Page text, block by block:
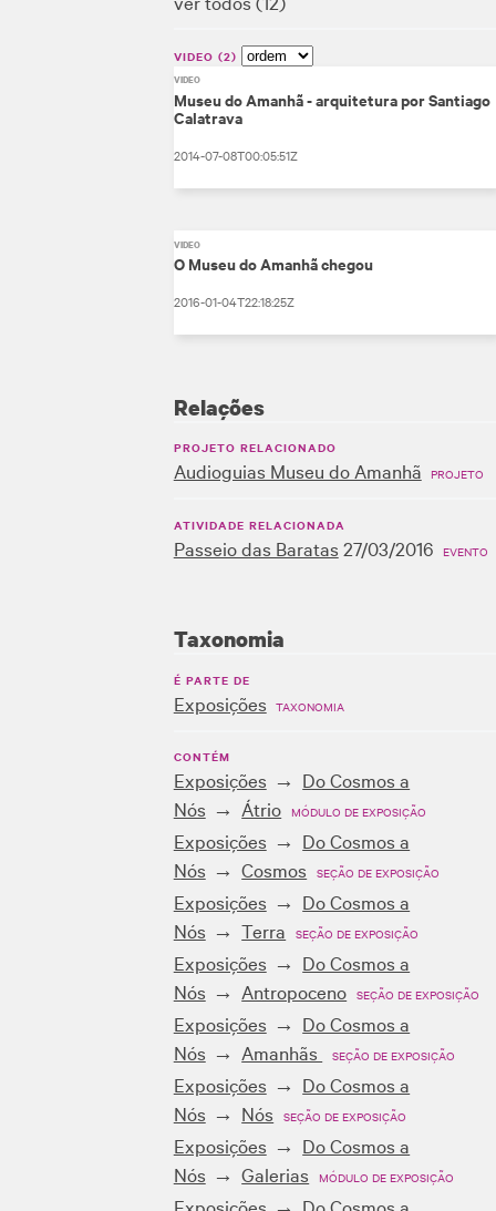
VIDEO 2
VÍDEO
Museu do Amanhã - arquitetura por Santiago
Calatrava
2014-07-08T00:05:51Z
VÍDEO
O Museu do Amanhã chegou
2016-01-04T22:18:25Z
Relações
PROJETO RELACIONADO
Audioguias Museu do Amanhã PROJETO
ATIVIDADE RELACIONADA
Passeio das Baratas 27/03/2016 EVENTO
Taxonomia
É PARTE DE
Exposições TAXONOMIA
CONTÉM
Exposições
Do Cosmos a
Nós
Átrio MÓDULO DE EXPOSIÇÃO
Exposições
Do Cosmos a
Nós
Cosmos SEÇÃO DE EXPOSIÇÃO
Exposições
Do Cosmos a
Nós
Terra SEÇÃO DE EXPOSIÇÃO
Exposições
Do Cosmos a
Nós
Antropoceno SEÇÃO DE EXPOSIÇÃO
Exposições
Do Cosmos a
Nós
Amanhãs SEÇÃO DE EXPOSIÇÃO
Exposições
Do Cosmos a
Nós
Nós SEÇÃO DE EXPOSIÇÃO
Exposições
Do Cosmos a
Nós
Galerias MÓDULO DE EXPOSIÇÃO